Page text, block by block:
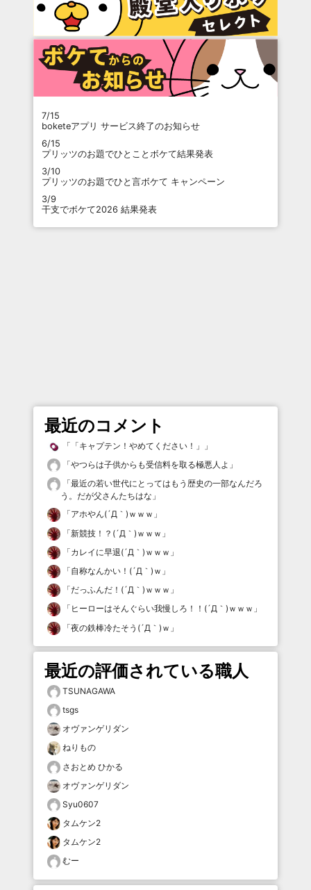
7/15
boketeアプリ サービス終了のお知らせ
6/15
プリッツのお題でひとことボケて結果発表
3/10
プリッツのお題でひと言ボケて キャンペーン
3/9
干支でボケて2026 結果発表
最近のコメント
「 「キャプテン！やめてください！」
」
「やつらは子供からも受信料を取る極悪人よ 」
「最近の若い世代にとってはもう歴史の一部なんだろ
う。だが父さんたちはな 」
「アホやん(´Д｀)ｗｗｗ 」
「新競技！？(´Д｀)ｗｗｗ 」
「カレイに早退(´Д｀)ｗｗｗ 」
「自称なんかい！(´Д｀)ｗ 」
「だっふんだ！(´Д｀)ｗｗｗ 」
「 ヒーローはそんぐらい我慢しろ！！(´Д｀)ｗｗｗ 」
「夜の鉄棒冷たそう(´Д｀)ｗ 」
最近の評価されている職人
TSUNAGAWA
tsgs
オヴァンゲリダン
ねりもの
さおとめ ひかる
オヴァンゲリダン
Syu0607
タムケン2
タムケン2
むー